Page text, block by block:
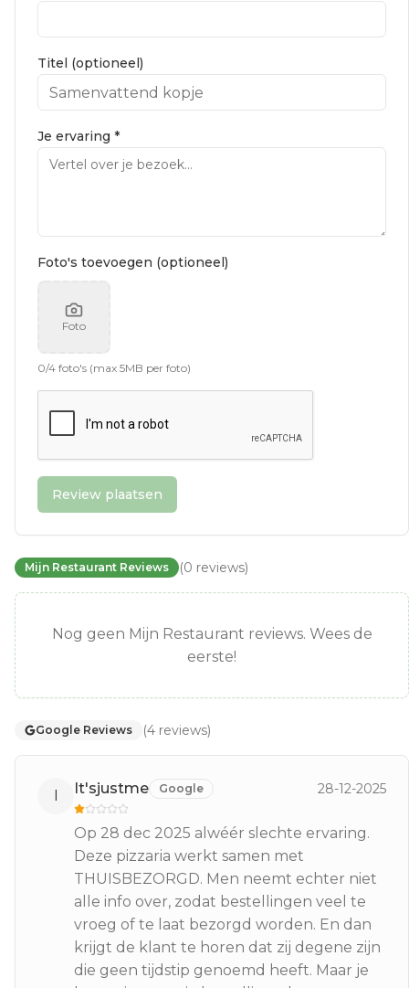
Titel (optioneel)
Je ervaring *
Foto's toevoegen (optioneel)
Foto
0/4 foto's (max 5MB per foto)
Review plaatsen
Mijn Restaurant Reviews (0 reviews)
Nog geen Mijn Restaurant reviews. Wees de
eerste!
Google Reviews (4 reviews)
It'sjustme Google 28-12-2025
Op 28 dec 2025 alwéér slechte ervaring.
Deze pizzaria werkt samen met
THUISBEZORGD. Men neemt echter niet
alle info over, zodat bestellingen veel te
vroeg of te laat bezorgd worden. En dan
krijgt de klant te horen dat zij degene zijn
die geen tijdstip genoemd heeft. Maar je